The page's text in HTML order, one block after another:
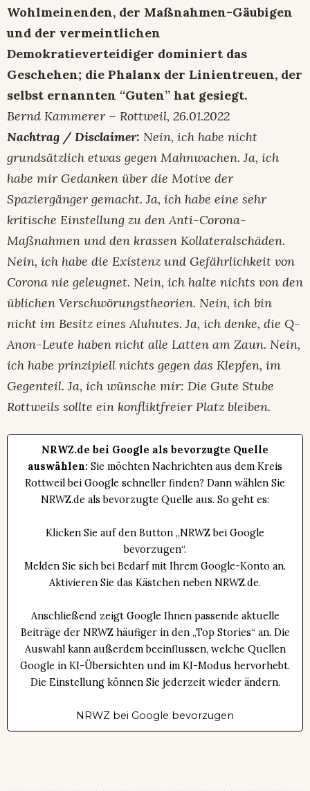
Wohlmeinenden, der Maßnahmen-Gäubigen
und der vermeintlichen
Demokratieverteidiger dominiert das
Geschehen; die Phalanx der Linientreuen, der
selbst ernannten “Guten” hat gesiegt.
Bernd Kammerer – Rottweil, 26.01.2022
Nachtrag / Disclaimer: Nein, ich habe nicht
grundsätzlich etwas gegen Mahnwachen. Ja, ich
habe mir Gedanken über die Motive der
Spaziergänger gemacht. Ja, ich habe eine sehr
kritische Einstellung zu den Anti-Corona-
Maßnahmen und den krassen Kollateralschäden.
Nein, ich habe die Existenz und Gefährlichkeit von
Corona nie geleugnet. Nein, ich halte nichts von den
üblichen Verschwörungstheorien. Nein, ich bin
nicht im Besitz eines Aluhutes. Ja, ich denke, die Q-
Anon-Leute haben nicht alle Latten am Zaun. Nein,
ich habe prinzipiell nichts gegen das Klepfen, im
Gegenteil. Ja, ich wünsche mir: Die Gute Stube
Rottweils sollte ein konfliktfreier Platz bleiben.
NRWZ.de bei Google als bevorzugte Quelle
auswählen: Sie möchten Nachrichten aus dem Kreis
Rottweil bei Google schneller finden? Dann wählen Sie
NRWZ.de als bevorzugte Quelle aus. So geht es:
Klicken Sie auf den Button „NRWZ bei Google
bevorzugen“.
Melden Sie sich bei Bedarf mit Ihrem Google-Konto an.
Aktivieren Sie das Kästchen neben NRWZ.de.
Anschließend zeigt Google Ihnen passende aktuelle
Beiträge der NRWZ häufiger in den „Top Stories“ an. Die
Auswahl kann außerdem beeinflussen, welche Quellen
Google in KI-Übersichten und im KI-Modus hervorhebt.
Die Einstellung können Sie jederzeit wieder ändern.
NRWZ bei Google bevorzugen